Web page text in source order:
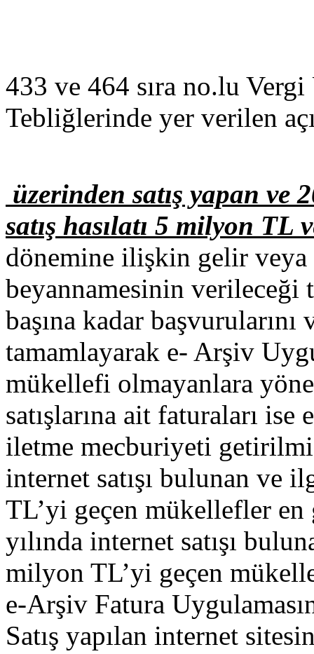
433 ve 464 sıra no.lu
Tebliğlerinde yer verilen
üzerinden satış yapan ve
satış hasılatı 5 milyon TL
dönemine ilişkin gelir
beyannamesinin verileceği
başına kadar
tamamlayarak e- Arşiv
mükellefi olmayanlara
satışlarına ait faturaları ise
iletme mecburiyeti
internet satışı bulunan ve
TL’yi geçen mükellefler
yılında internet satışı
milyon TL’yi geçen
e-Arşiv Fatura
Satış yapılan internet